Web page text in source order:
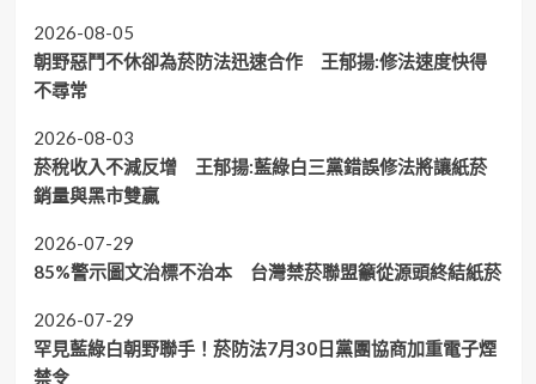
2026-08-05
朝野惡鬥不休卻為菸防法迅速合作 王郁揚:修法速度快得
不尋常
2026-08-03
菸稅收入不減反增 王郁揚:藍綠白三黨錯誤修法將讓紙菸
銷量與黑市雙贏
2026-07-29
85%警示圖文治標不治本 台灣禁菸聯盟籲從源頭終結紙菸
2026-07-29
罕見藍綠白朝野聯手！菸防法7月30日黨團協商加重電子煙
禁令